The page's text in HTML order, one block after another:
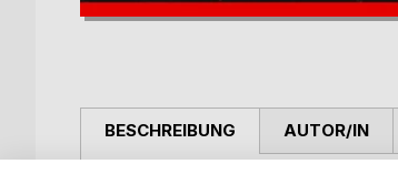
BESCHREIBUNG AUTOR/IN